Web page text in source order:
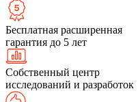
Бесплатная расширенная
гарантия до 5 лет
Собственный центр
исследований и разработок